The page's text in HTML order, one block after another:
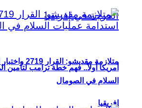
أمريكا أولاً.. فهم خطة ترامب لتأمين
إفريقيا
متلازمة
السلام في الصومال